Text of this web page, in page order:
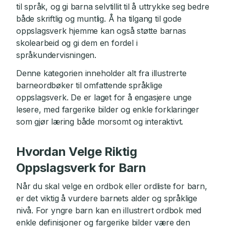
til språk, og gi barna selvtillit til å uttrykke seg bedre
både skriftlig og muntlig. Å ha tilgang til gode
oppslagsverk hjemme kan også støtte barnas
skolearbeid og gi dem en fordel i
språkundervisningen.
Denne kategorien inneholder alt fra illustrerte
barneordbøker til omfattende språklige
oppslagsverk. De er laget for å engasjere unge
lesere, med fargerike bilder og enkle forklaringer
som gjør læring både morsomt og interaktivt.
Hvordan Velge Riktig
Oppslagsverk for Barn
Når du skal velge en ordbok eller ordliste for barn,
er det viktig å vurdere barnets alder og språklige
nivå. For yngre barn kan en illustrert ordbok med
enkle definisjoner og fargerike bilder være den